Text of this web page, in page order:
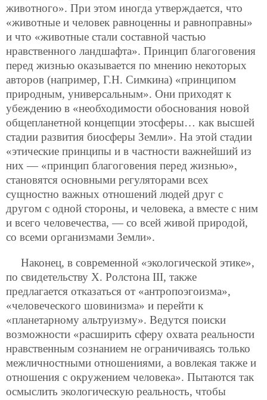
животного». При этом иногда утверждается, что
«животные и человек равноценны и равноправны»
и что «животные стали составной частью
нравственного ландшафта». Принцип благоговения
перед жизнью оказывается по мнению некоторых
авторов (например, Г.Н. Симкина) «принципом
природным, универсальным». Они приходят к
убеждению в «необходимости обоснования новой
общепланетной концепции этосферы… как высшей
стадии развития биосферы Земли». На этой стадии
«этические принципы и в частности важнейший из
них — «принцип благоговения перед жизнью»,
становятся основными регуляторами всех
сущностно важных отношений людей друг с
другом с одной стороны, и человека, а вместе с ним
и всего человечества, — со всей живой природой,
со всеми организмами Земли».
Наконец, в современной «экологической этике»,
по свидетельству Х. Ролстона III, также
предлагается отказаться от «антропоэгоизма»,
«человеческого шовинизма» и перейти к
«планетарному альтруизму». Ведутся поиски
возможности «расширить сферу охвата реальности
нравственным сознанием не ограничиваясь только
межличностными отношениями, а вовлекая также и
отношения с окружением человека». Пытаются так
осмыслить экологическую реальность, чтобы